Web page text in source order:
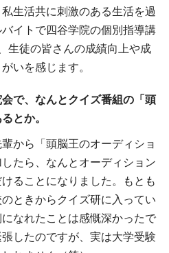
生活共に刺激のある生活を過
イトで四谷学院の個別指導講
生徒の皆さんの成績向上や成
いを感じます。
で、なんとクイズ番組の「頭
とか。
から「頭脳王のオーディショ
たら、なんとオーディション
ることになりました。もとも
ときからクイズ研に入ってい
なれたことは感慨深かったで
したのですが、実は大学受験